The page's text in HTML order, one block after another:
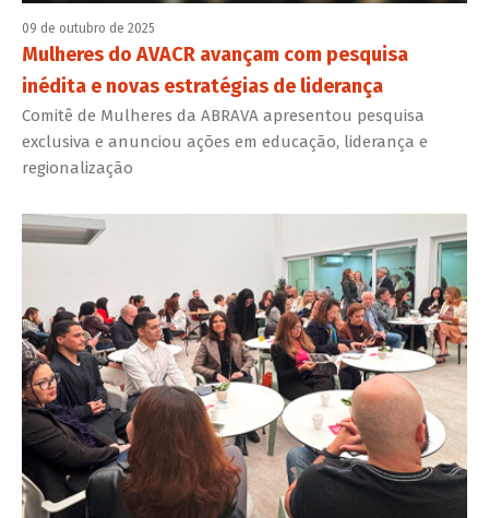
09 de outubro de 2025
Mulheres do AVACR avançam com pesquisa
inédita e novas estratégias de liderança
Comitê de Mulheres da ABRAVA apresentou pesquisa
exclusiva e anunciou ações em educação, liderança e
regionalização